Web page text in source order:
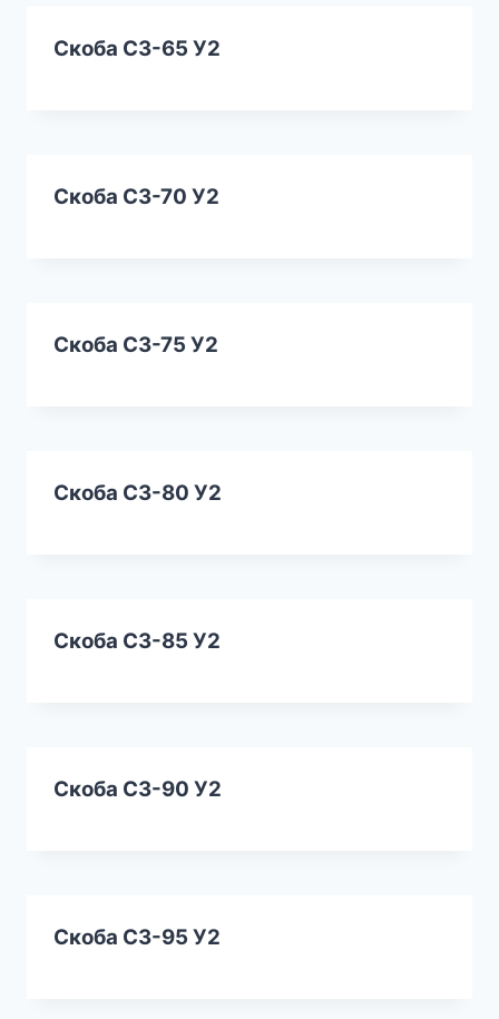
Скоба СЗ-65 У2
Скоба СЗ-70 У2
Скоба СЗ-75 У2
Скоба СЗ-80 У2
Скоба СЗ-85 У2
Скоба СЗ-90 У2
Скоба СЗ-95 У2